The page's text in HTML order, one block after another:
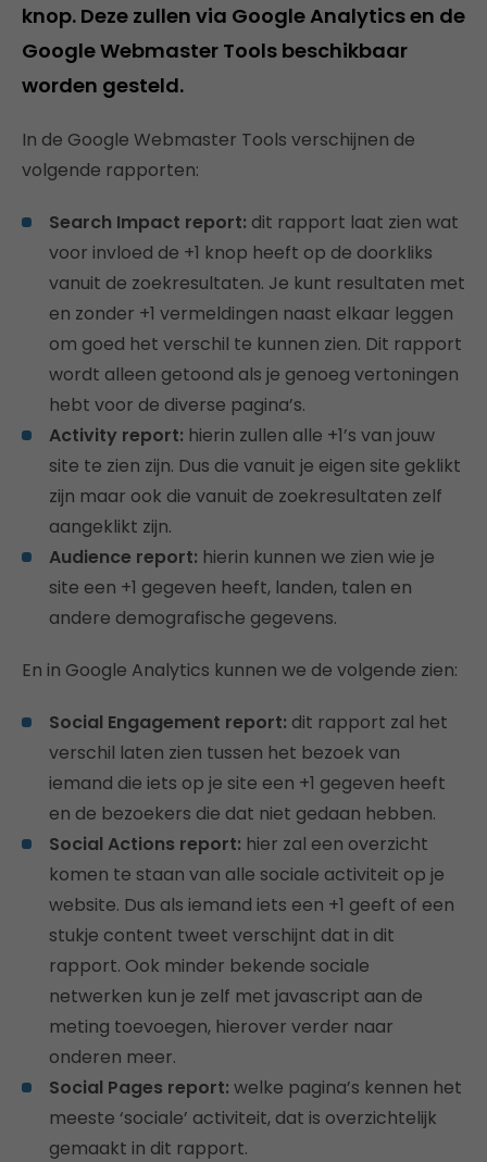
knop. Deze zullen via Google Analytics en de
Google Webmaster Tools beschikbaar
worden gesteld.
In de Google Webmaster Tools verschijnen de
volgende rapporten:
Search Impact report: dit rapport laat zien wat
voor invloed de +1 knop heeft op de doorkliks
vanuit de zoekresultaten. Je kunt resultaten met
en zonder +1 vermeldingen naast elkaar leggen
om goed het verschil te kunnen zien. Dit rapport
wordt alleen getoond als je genoeg vertoningen
hebt voor de diverse pagina’s.
Activity report: hierin zullen alle +1’s van jouw
site te zien zijn. Dus die vanuit je eigen site geklikt
zijn maar ook die vanuit de zoekresultaten zelf
aangeklikt zijn.
Audience report: hierin kunnen we zien wie je
site een +1 gegeven heeft, landen, talen en
andere demografische gegevens.
En in Google Analytics kunnen we de volgende zien:
Social Engagement report: dit rapport zal het
verschil laten zien tussen het bezoek van
iemand die iets op je site een +1 gegeven heeft
en de bezoekers die dat niet gedaan hebben.
Social Actions report: hier zal een overzicht
komen te staan van alle sociale activiteit op je
website. Dus als iemand iets een +1 geeft of een
stukje content tweet verschijnt dat in dit
rapport. Ook minder bekende sociale
netwerken kun je zelf met javascript aan de
meting toevoegen, hierover verder naar
onderen meer.
Social Pages report: welke pagina’s kennen het
meeste ‘sociale’ activiteit, dat is overzichtelijk
gemaakt in dit rapport.